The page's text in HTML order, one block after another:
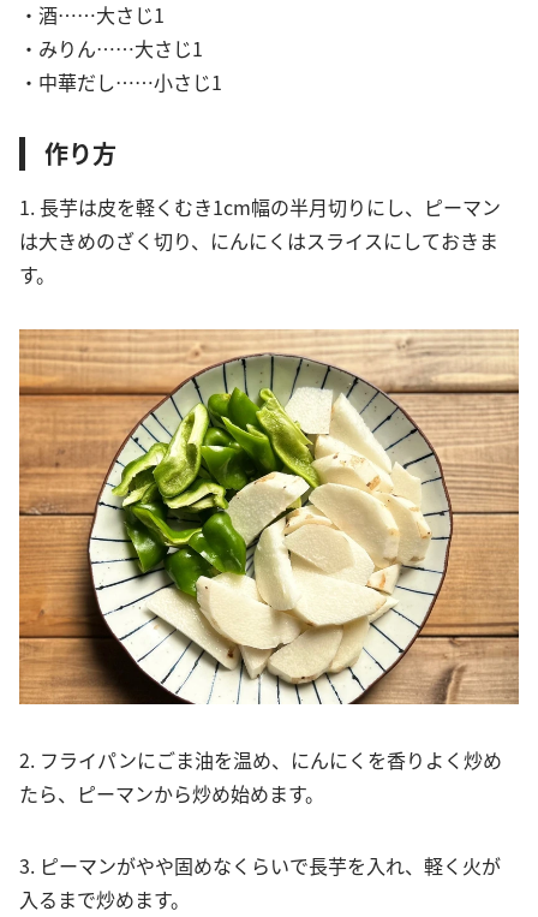
・酒……大さじ1
・みりん……大さじ1
・中華だし……小さじ1
作り方
1. 長芋は皮を軽くむき1cm幅の半月切りにし、ピーマン
は大きめのざく切り、にんにくはスライスにしておきま
す。
2. フライパンにごま油を温め、にんにくを香りよく炒め
たら、ピーマンから炒め始めます。
3. ピーマンがやや固めなくらいで長芋を入れ、軽く火が
入るまで炒めます。